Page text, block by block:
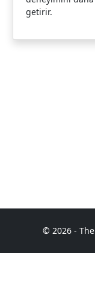
getirir.
© 2026 - The